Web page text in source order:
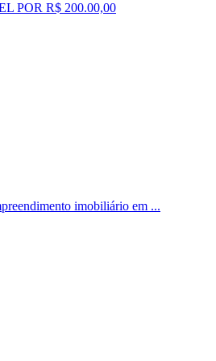
POR R$ 200.00,00
imobiliário em ...